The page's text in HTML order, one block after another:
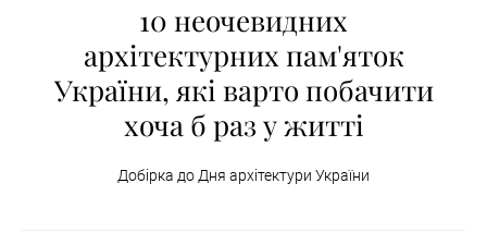
10 неочевидних
архітектурних пам'яток
України, які варто побачити
хоча б раз у житті
Добірка до Дня архітектури України